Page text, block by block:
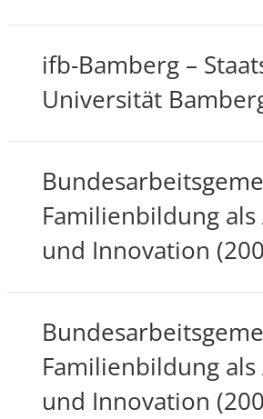
ifb-Bamberg –
Universität
Familienbildung
und Innovation
Familienbildung
und Innovation